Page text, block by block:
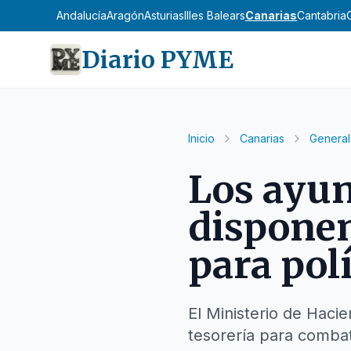
AndalucíaAragónAsturiasIlles BalearsCanariasCantabria
Diario PYME
Inicio Canarias General
Los
para
El Ministerio de
tesorería para